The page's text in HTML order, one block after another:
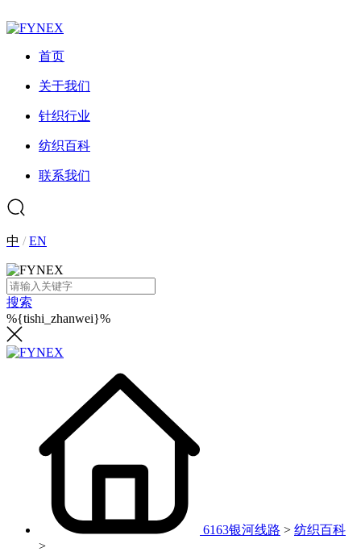
首页
关于我们
针织行业
纺织百科
联系我们
中 /EN
搜索
%{tishi_zhanwei}%
6163银河线路 > 纺织百科
>